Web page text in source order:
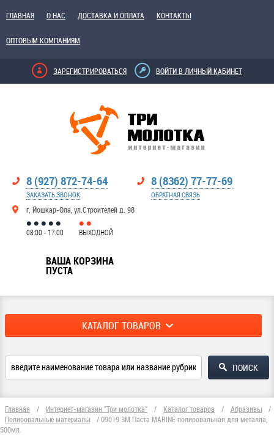
ГЛАВНАЯ О НАС ДОСТАВКА И ОПЛАТА КОНТАКТЫ
ОПТОВЫМ КОМПАНИЯМ
ЗАРЕГИСТРИРОВАТЬСЯ ВОЙТИ В ЛИЧНЫЙ КАБИНЕТ
8 (927) 872-74-64
ЗАКАЗАТЬ ЗВОНОК
г. Йошкар-Ола, ул.Строителей д. 98
8 (8362) 77-77-69
ОБРАТНАЯ СВЯЗЬ
08:00 - 17:00 ВЫХОДНОЙ
ВАША КОРЗИНА
ПУСТА
КАТАЛОГ ТОВАРОВ
Главная / Интернет-магазин "Три молотка" / Каталог товаров / Абразивы
/
Полировальные материалы
/09019 3М Паста MARINE полировальная для металла,
500мл.